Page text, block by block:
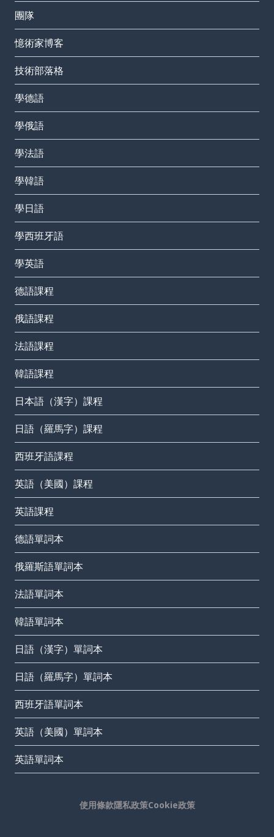
團隊
憶術家博客
技術部落格
學德語
學俄語
學法語
學韓語
學日語
學西班牙語
學英語
德語課程
俄語課程
法語課程
韓語課程
日本語（漢字）課程
日語（羅馬字）課程
西班牙語課程
英語（美國）課程
英語課程
德語單詞本
俄羅斯語單詞本
法語單詞本
韓語單詞本
日語（漢字）單詞本
日語（羅馬字）單詞本
西班牙語單詞本
英語（美國）單詞本
英語單詞本
使用條款隱私政策Cookie政策